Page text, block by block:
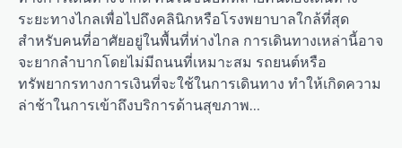
ระยะทางไกลเพื่อไปถึงคลินิกหรือโรงพยาบาลใกล้ที่สุด
สำหรับคนที่อาศัยอยู่ในพื้นที่ห่างไกล การเดินทางเหล่านี้อาจ
จะยากลำบากโดยไม่มีถนนที่เหมาะสม รถยนต์หรือ
ทรัพยากรทางการเงินที่จะใช้ในการเดินทาง ทำให้เกิดความ
ล่าช้าในการเข้าถึงบริการด้านสุขภาพ…